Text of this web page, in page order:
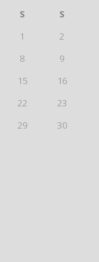
S
S
1
2
8
9
15
16
22
23
29
30